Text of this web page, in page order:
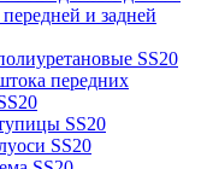
и задней
SS20
передних
SS20
SS20